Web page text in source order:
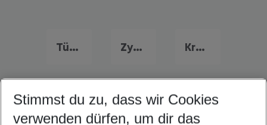
Türkei Urlaub Zypern Urlaub Kroatien Urlaub
Quicklinks
Stimmst du zu, dass wir Cookies
verwenden dürfen, um dir das